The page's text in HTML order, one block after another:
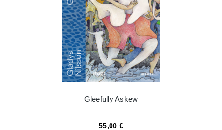
Gleefully Askew
55,00 €